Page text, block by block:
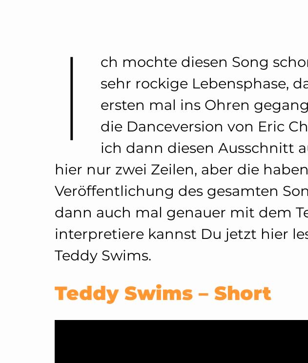
I
ch mochte diesen Song
sehr rockige Lebensphase,
ersten mal ins Ohren
die Danceversion von Eric
ich dann diesen Ausschnitt
hier nur zwei Zeilen, aber die
Veröffentlichung des gesamten
dann auch mal genauer mit dem
interpretiere kannst Du jetzt hier
Teddy Swims.
Teddy Swims – Short